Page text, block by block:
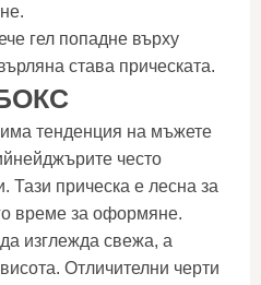
гел попадне върху
става прическата.
тенденция на мъжете
често
Тази прическа е лесна за
време за оформяне.
изглежда свежа, а
Отличителни черти